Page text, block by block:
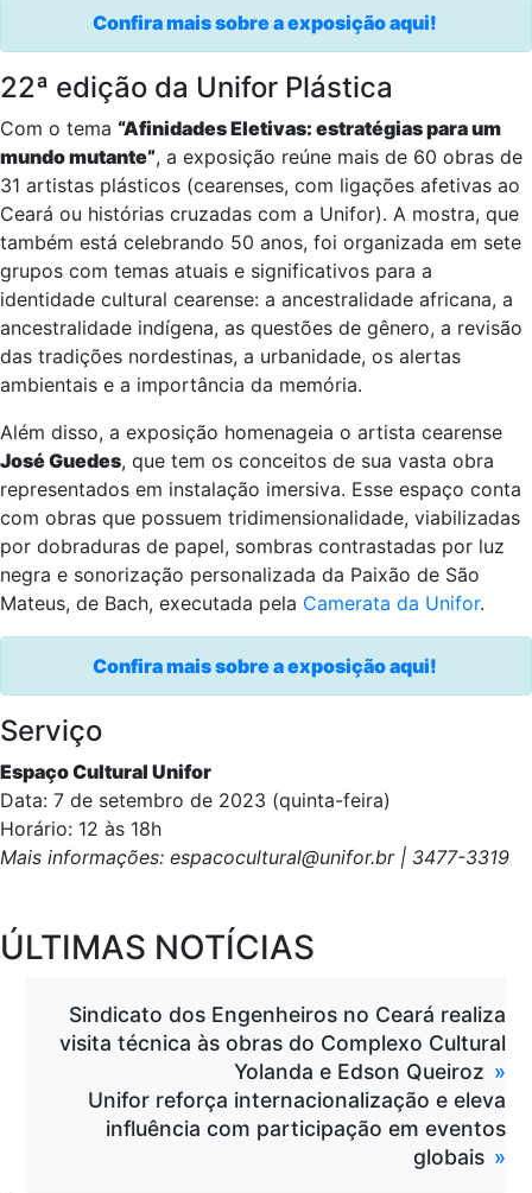
Confira mais sobre a exposição aqui!
22ª edição da Unifor Plástica
Com o tema “Afinidades Eletivas: estratégias para um
mundo mutante”, a exposição reúne mais de 60 obras de
31 artistas plásticos (cearenses, com ligações afetivas ao
Ceará ou histórias cruzadas com a Unifor). A mostra, que
também está celebrando 50 anos, foi organizada em sete
grupos com temas atuais e significativos para a
identidade cultural cearense: a ancestralidade africana, a
ancestralidade indígena, as questões de gênero, a revisão
das tradições nordestinas, a urbanidade, os alertas
ambientais e a importância da memória.
Além disso, a exposição homenageia o artista cearense
José Guedes, que tem os conceitos de sua vasta obra
representados em instalação imersiva. Esse espaço conta
com obras que possuem tridimensionalidade, viabilizadas
por dobraduras de papel, sombras contrastadas por luz
negra e sonorização personalizada da Paixão de São
Mateus, de Bach, executada pela Camerata da Unifor.
Confira mais sobre a exposição aqui!
Serviço
Espaço Cultural Unifor
Data: 7 de setembro de 2023 (quinta-feira)
Horário: 12 às 18h
Mais informações: espacocultural@unifor.br | 3477-3319
ÚLTIMAS NOTÍCIAS
Sindicato dos Engenheiros no Ceará realiza
visita técnica às obras do Complexo Cultural
Yolanda e Edson Queiroz
Unifor reforça internacionalização e eleva
influência com participação em eventos
globais